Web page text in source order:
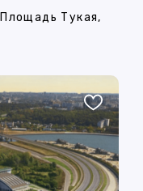
Площадь Тукая,